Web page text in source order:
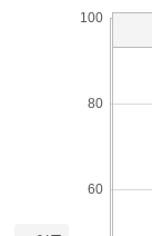
60
80
100